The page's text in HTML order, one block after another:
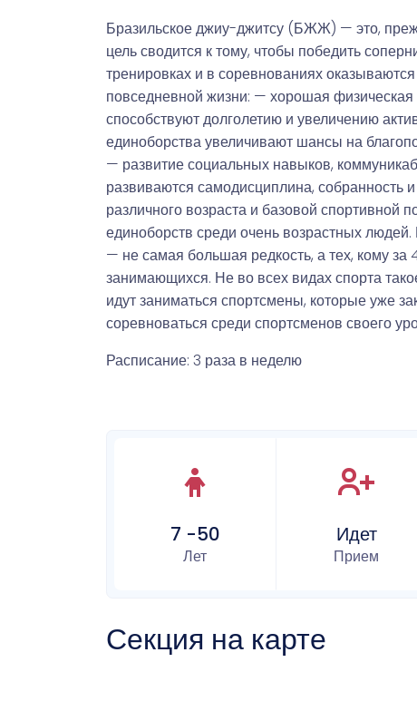
Индивидуально-
игровой спорт
Бразильское джиу-джитсу (БЖЖ) — это,
цель сводится к тому, чтобы победить
тренировках и в соревнованиях
повседневной жизни: — хорошая физическая
способствуют долголетию и увеличению
единоборства увеличивают шансы на
— развитие социальных навыков,
развиваются самодисциплина,
различного возраста и базовой
единоборств среди очень возрастных
— не самая большая редкость, а тех, кому за
занимающихся. Не во всех видах спорта
идут заниматься спортсмены, которые уже
соревноваться среди спортсменов своего
Расписание: 3 раза в неделю
7 -50
Лет
Идет
Прием
Секция на карте